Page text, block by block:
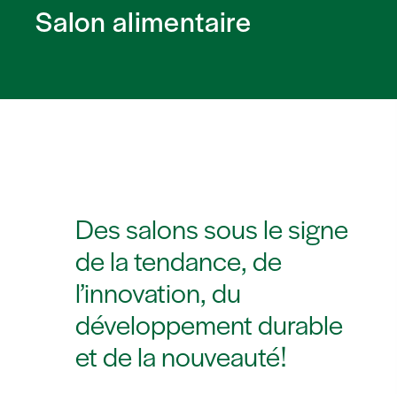
Salon alimentaire
Des salons sous le signe
de la tendance, de
l’innovation, du
développement durable
et de la nouveauté!